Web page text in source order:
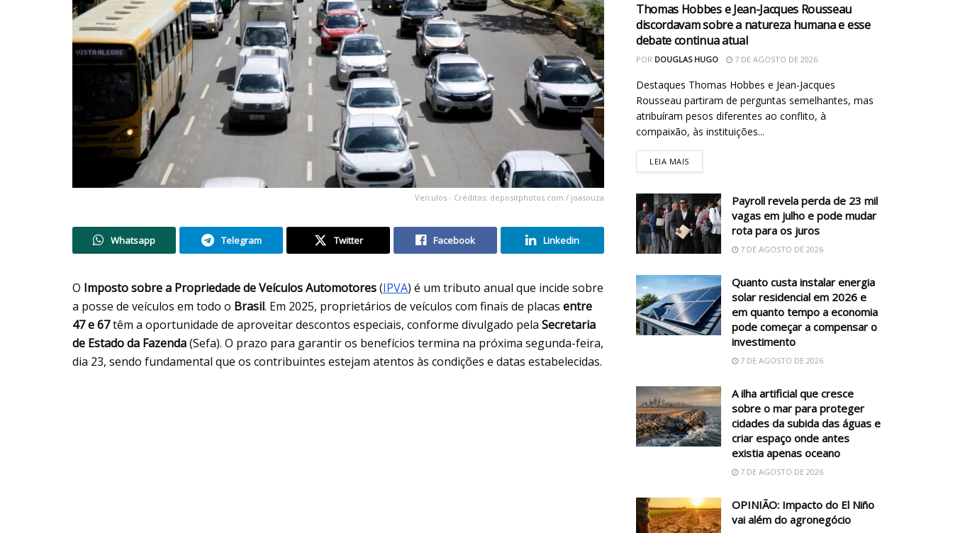
Veículos - Créditos: depositphotos.com / joasouza
Whatsapp Telegram Twitter Facebook Linkedin
O Imposto sobre a Propriedade de Veículos Automotores(IPVA) é um tributo anual que incide sobre
a posse de veículos em todo o Brasil. Em 2025, proprietários de veículos com finais de placas entre
47 e 67têm a oportunidade de aproveitar descontos especiais, conforme divulgado pela Secretaria
de Estado da Fazenda(Sefa). O prazo para garantir os benefícios termina na próxima segunda-feira,
dia 23, sendo fundamental que os contribuintes estejam atentos às condições e datas estabelecidas.
Thomas Hobbes e Jean-Jacques Rousseau
discordavam sobre a natureza humana e esse
debate continua atual
POR DOUGLAS HUGO 7 DE AGOSTO DE 2026
Destaques Thomas Hobbes e Jean-Jacques
Rousseau partiram de perguntas semelhantes, mas
atribuíram pesos diferentes ao conflito, à
compaixão, às instituições...
LEIA MAIS
Payroll revela perda de 23 mil
vagas em julho e pode mudar
rota para os juros
7 DE AGOSTO DE 2026
Quanto custa instalar energia
solar residencial em 2026 e
em quanto tempo a economia
pode começar a compensar o
investimento
7 DE AGOSTO DE 2026
A ilha artificial que cresce
sobre o mar para proteger
cidades da subida das águas e
criar espaço onde antes
existia apenas oceano
7 DE AGOSTO DE 2026
OPINIÃO: Impacto do El Niño
vai além do agronegócio